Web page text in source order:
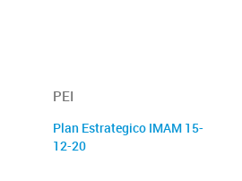
PEI
Plan Estrategico IMAM 15-
12-20